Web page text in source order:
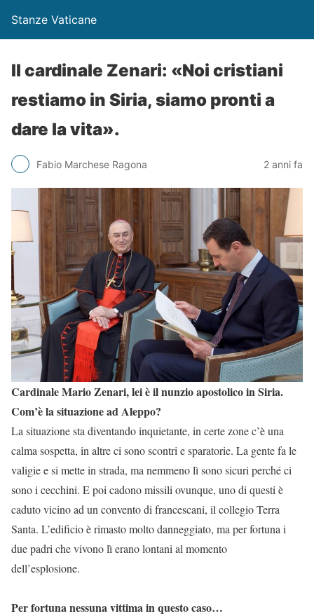
Stanze Vaticane
Il cardinale Zenari: «Noi cristiani
restiamo in Siria, siamo pronti a
dare la vita».
Fabio Marchese Ragona 2 anni fa
Cardinale Mario Zenari, lei è il nunzio apostolico in Siria.
Com’è la situazione ad Aleppo?
La situazione sta diventando inquietante, in certe zone c’è una
calma sospetta, in altre ci sono scontri e sparatorie. La gente fa le
valigie e si mette in strada, ma nemmeno lì sono sicuri perché ci
sono i cecchini. E poi cadono missili ovunque, uno di questi è
caduto vicino ad un convento di francescani, il collegio Terra
Santa. L’edificio è rimasto molto danneggiato, ma per fortuna i
due padri che vivono lì erano lontani al momento
dell’esplosione.
Per fortuna nessuna vittima in questo caso…